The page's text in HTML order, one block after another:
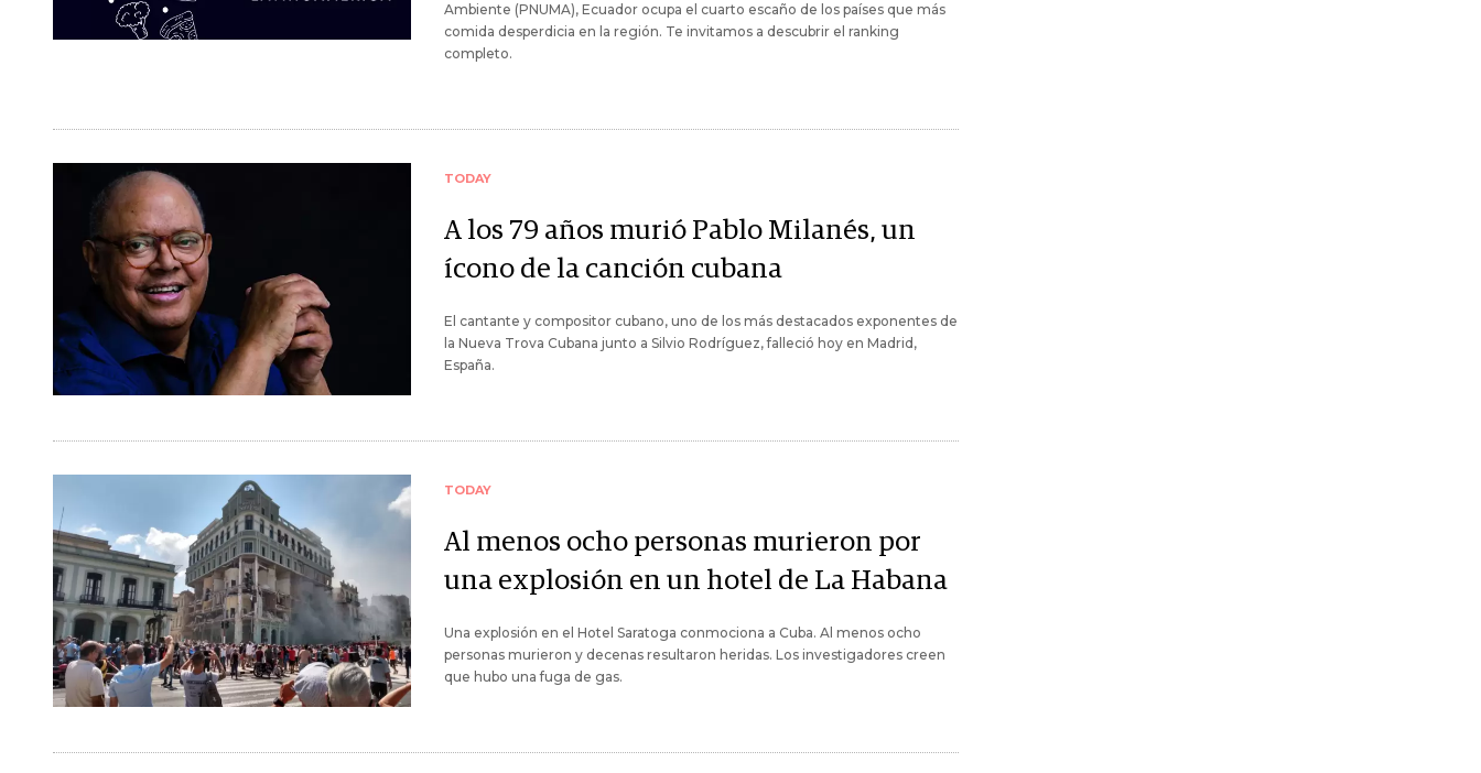
Ambiente (PNUMA), Ecuador ocupa el cuarto escaño de los países que más
comida desperdicia en la región. Te invitamos a descubrir el ranking
completo.
TODAY
A los 79 años murió Pablo Milanés, un
ícono de la canción cubana
El cantante y compositor cubano, uno de los más destacados exponentes de
la Nueva Trova Cubana junto a Silvio Rodríguez, falleció hoy en Madrid,
España.
TODAY
Al menos ocho personas murieron por
una explosión en un hotel de La Habana
Una explosión en el Hotel Saratoga conmociona a Cuba. Al menos ocho
personas murieron y decenas resultaron heridas. Los investigadores creen
que hubo una fuga de gas.